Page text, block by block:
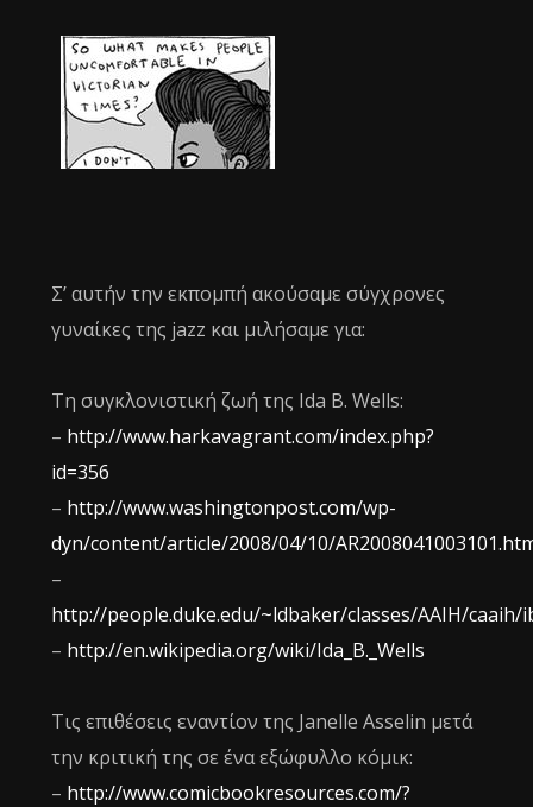
Σ’ αυτήν την εκπομπή ακούσαμε σύγχρονες
γυναίκες της jazz και μιλήσαμε για:
Τη συγκλονιστική ζωή της Ida B. Wells:
– http://www.harkavagrant.com/index.php?
id=356
– http://www.washingtonpost.com/wp-
dyn/content/article/2008/04/10/
–
http://people.duke.edu/~ldbaker/classes/AAIH/
– http://en.wikipedia.org/wiki/Ida_B._Wells
Τις επιθέσεις εναντίον της Janelle Asselin μετά
την κριτική της σε ένα εξώφυλλο κόμικ:
– http://www.comicbookresources.com/?